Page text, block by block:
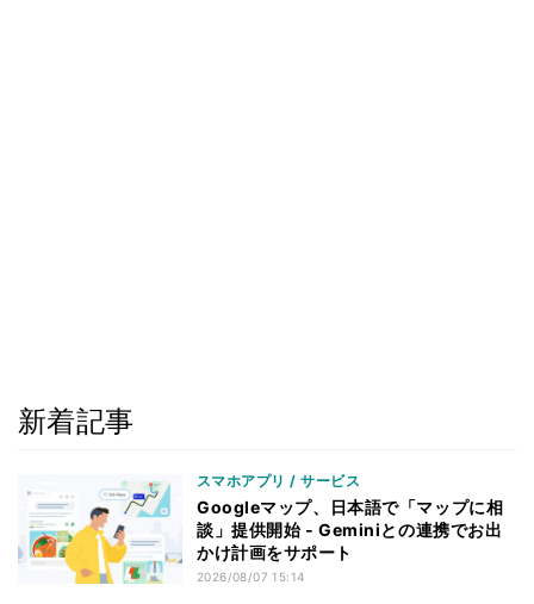
新着記事
スマホアプリ / サービス
Googleマップ、日本語で「マップに相
談」提供開始 - Geminiとの連携でお出
かけ計画をサポート
2026/08/07 15:14